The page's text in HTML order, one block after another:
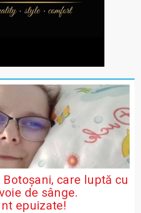
Botoșani, care luptă cu
de sânge.
epuizate!